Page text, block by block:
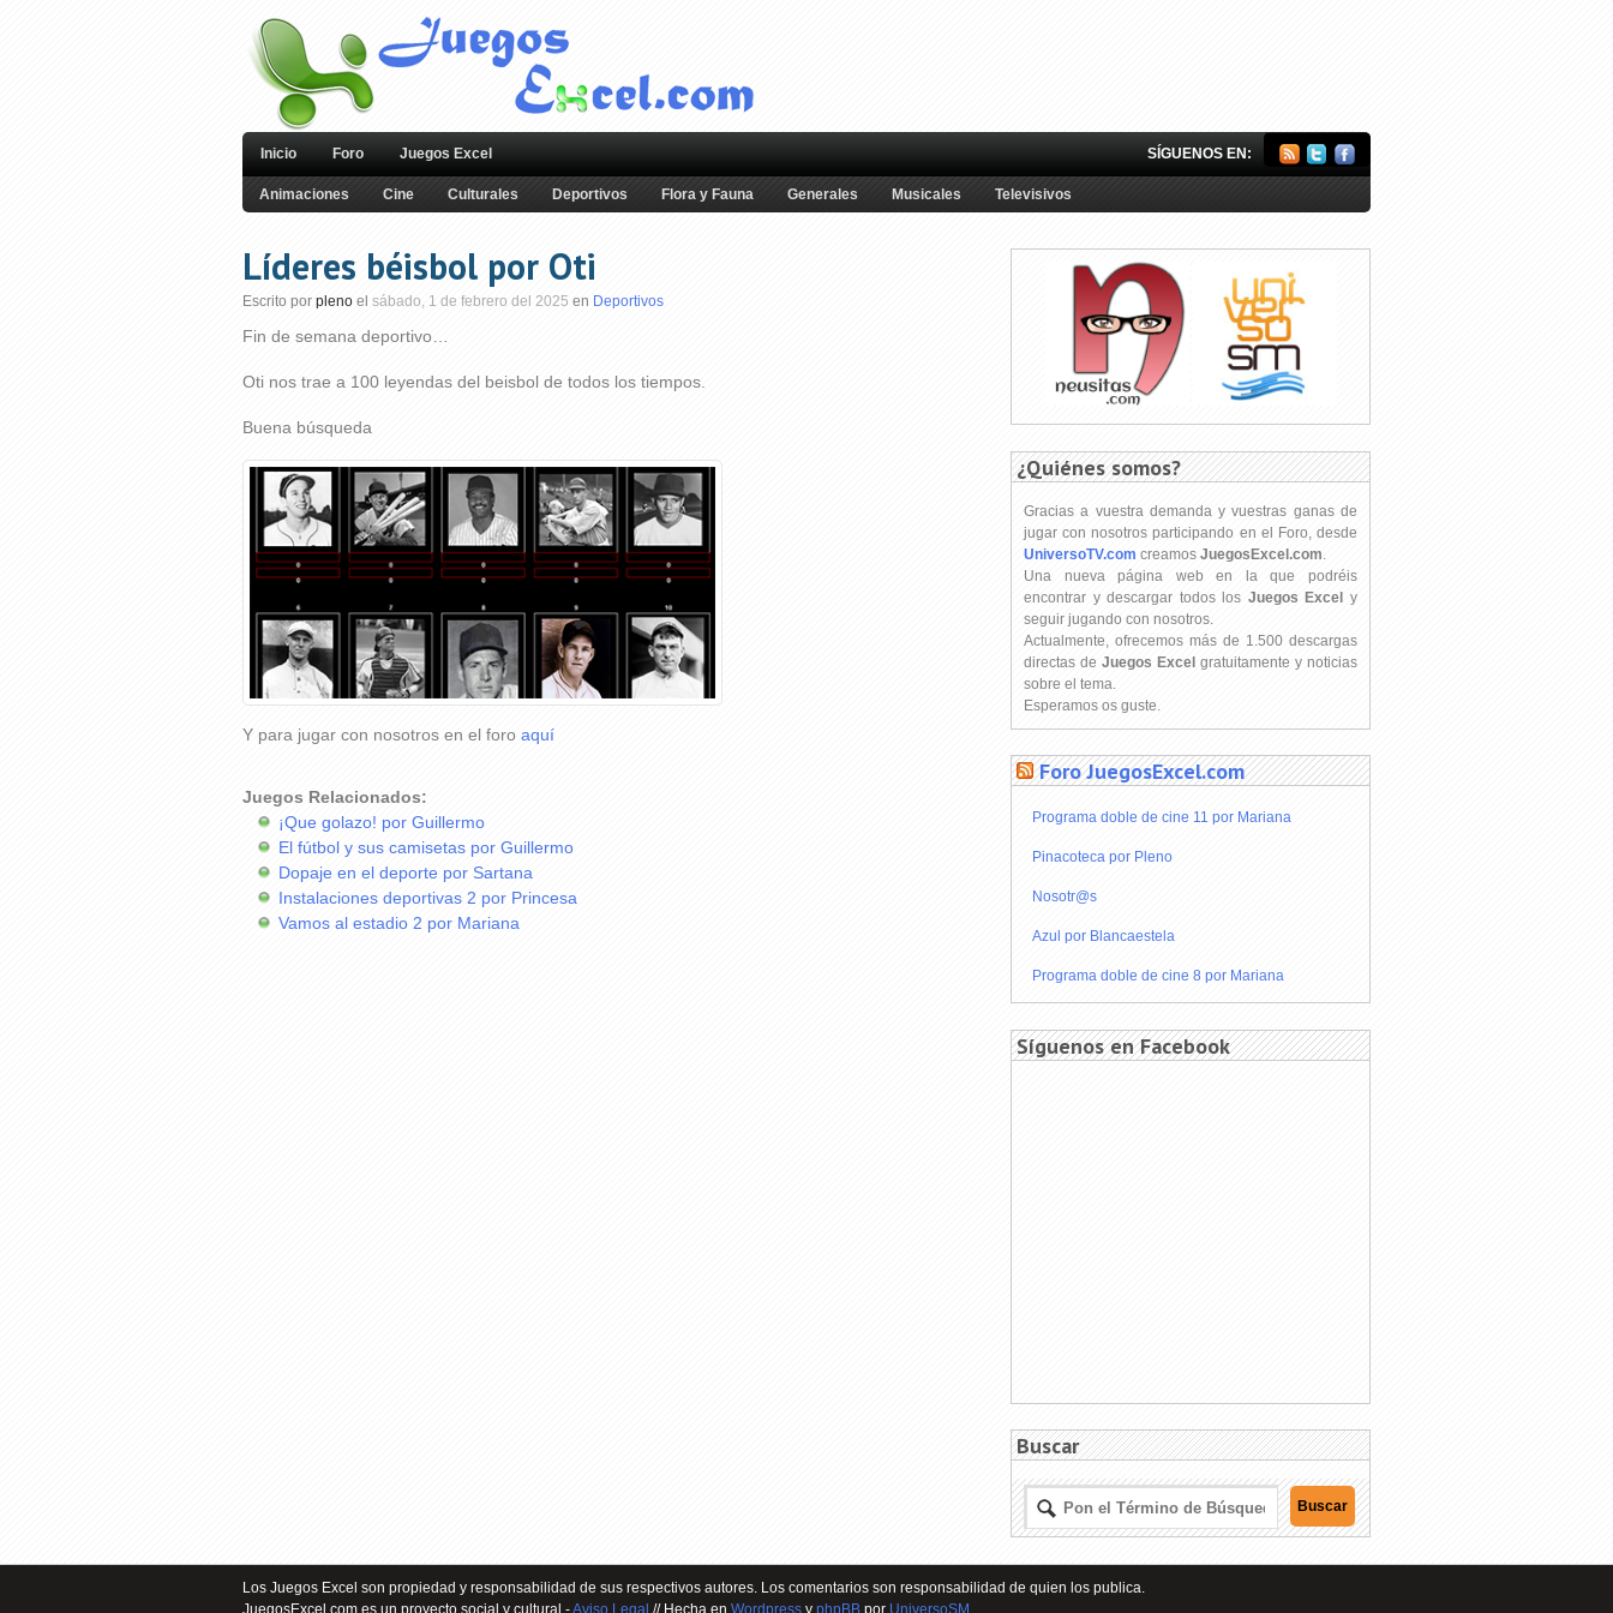
Inicio Foro Juegos Excel SÍGUENOS EN:
Animaciones Cine Culturales Deportivos Flora y Fauna Generales Musicales Televisivos
Líderes béisbol por Oti
Escrito por pleno el sábado, 1 de febrero del 2025 en Deportivos
Fin de semana deportivo…
Oti nos trae a 100 leyendas del beisbol de todos los tiempos.
Buena búsqueda
Y para jugar con nosotros en el foro aquí
Juegos Relacionados:
¡Que golazo! por Guillermo
El fútbol y sus camisetas por Guillermo
Dopaje en el deporte por Sartana
Instalaciones deportivas 2 por Princesa
Vamos al estadio 2 por Mariana
¿Quiénes somos?
Gracias a vuestra demanda y vuestras ganas de
jugar con nosotros participando en el Foro, desde
UniversoTV.com creamos JuegosExcel.com
Una nueva página web en la que podréis
encontrar y descargar todos los Juegos Excel y
seguir jugando con nosotros.
Actualmente, ofrecemos más de 1.500 descargas
directas de Juegos Excel gratuitamente y noticias
sobre el tema.
Esperamos os guste.
Foro JuegosExcel.com
Programa doble de cine 11 por Mariana
Pinacoteca por Pleno
Nosotr@s
Azul por Blancaestela
Programa doble de cine 8 por Mariana
Síguenos en Facebook
Buscar
Los Juegos Excel son propiedad y responsabilidad de sus respectivos autores. Los comentarios son responsabilidad de quien los publica.
JuegosExcel.com es un proyecto social y cultural -Aviso Legal // Hecha en Wordpress y phpBB por UniversoSM